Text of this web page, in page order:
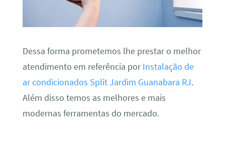
Dessa forma prometemos lhe prestar o melhor
atendimento em referência porInstalação de
ar condicionados Split Jardim Guanabara RJ.
Além disso temos as melhores e mais
modernas ferramentas do mercado.